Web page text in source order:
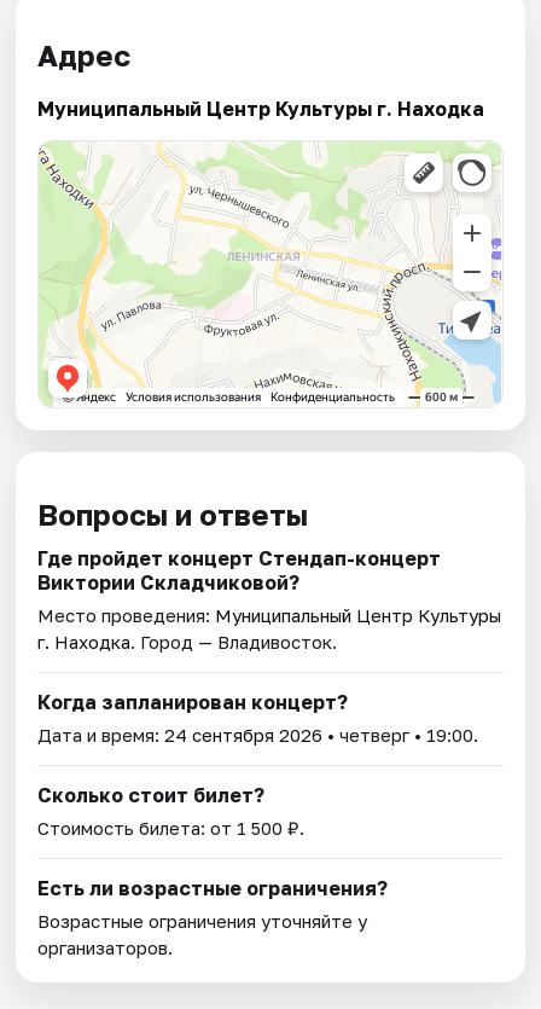
Адрес
Муниципальный Центр Культуры г. Находка
Вопросы и ответы
Где пройдет концерт Стендап-концерт
Виктории Складчиковой?
Место проведения: Муниципальный Центр Культуры
г. Находка. Город — Владивосток.
Когда запланирован концерт?
Дата и время:24 сентября 2026 • четверг • 19:00.
Сколько стоит билет?
Стоимость билета: от 1 500 ₽.
Есть ли возрастные ограничения?
Возрастные ограничения уточняйте у
организаторов.